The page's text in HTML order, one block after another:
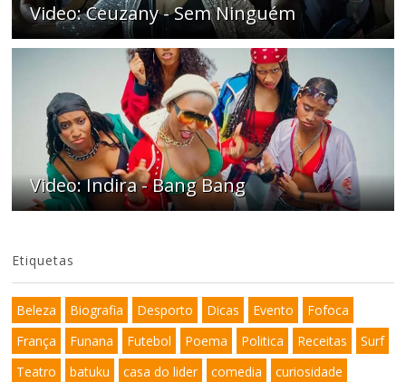
Video: Ceuzany - Sem Ninguém
Video: Indira - Bang Bang
Etiquetas
Beleza Biografia Desporto Dicas Evento
Fofoca
França
Funana Futebol Poema Politica Receitas
Surf
Teatro
batuku casa do lider comedia
curiosidade